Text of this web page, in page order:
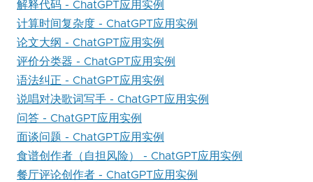
解释代码 - ChatGPT应用实例
计算时间复杂度 - ChatGPT应用实例
论文大纲 - ChatGPT应用实例
评价分类器 - ChatGPT应用实例
语法纠正 - ChatGPT应用实例
说唱对决歌词写手 - ChatGPT应用实例
问答 - ChatGPT应用实例
面谈问题 - ChatGPT应用实例
食谱创作者（自担风险） - ChatGPT应用实例
餐厅评论创作者 - ChatGPT应用实例